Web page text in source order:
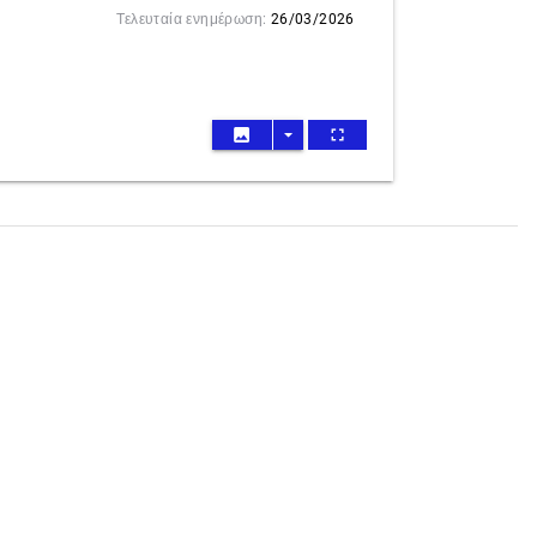
Τελευταία ενημέρωση: 26/03/2026
image arrow_drop_down fullscreen